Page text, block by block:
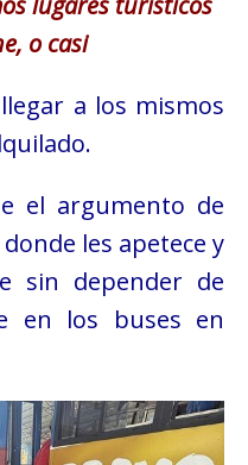
o casi
a los mismos
el argumento de
les apetece y
sin depender de
en los buses en